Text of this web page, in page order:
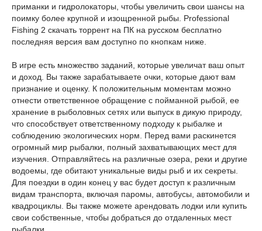
приманки и гидролокаторы, чтобы увеличить свои шансы на
поимку более крупной и изощренной рыбы. Professional
Fishing 2 скачать торрент на ПК на русском бесплатно
последняя версия вам доступно по кнопкам ниже.
В игре есть множество заданий, которые увеличат ваш опыт
и доход. Вы также зарабатываете очки, которые дают вам
признание и оценку. К положительным моментам можно
отнести ответственное обращение с пойманной рыбой, ее
хранение в рыболовных сетях или выпуск в дикую природу,
что способствует ответственному подходу к рыбалке и
соблюдению экологических норм. Перед вами раскинется
огромный мир рыбалки, полный захватывающих мест для
изучения. Отправляйтесь на различные озера, реки и другие
водоемы, где обитают уникальные виды рыб и их секреты.
Для поездки в один конец у вас будет доступ к различным
видам транспорта, включая паромы, автобусы, автомобили и
квадроциклы. Вы также можете арендовать лодки или купить
свои собственные, чтобы добраться до отдаленных мест